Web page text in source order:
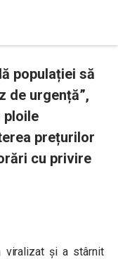
populației să
de urgență”,
ploile
prețurilor
cu privire
viralizat și a stârnit